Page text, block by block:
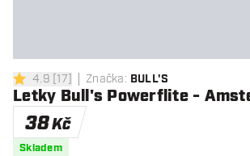
4.9 hodnoticí hvězdičky
4.9 [17] Značka: BULL'S
Letky Bull's Powerflite -
38Kč
Skladem